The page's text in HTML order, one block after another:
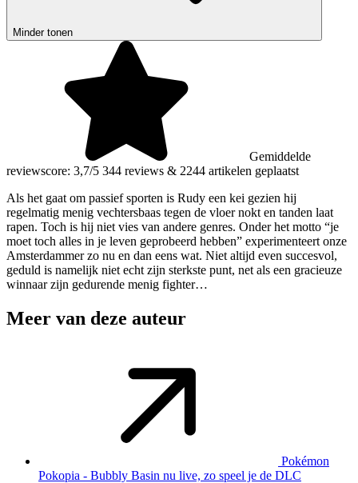
Minder tonen
Gemiddelde
reviewscore: 3,7/5 344 reviews & 2244 artikelen geplaatst
Als het gaat om passief sporten is Rudy een kei gezien hij
regelmatig menig vechtersbaas tegen de vloer nokt en tanden laat
rapen. Toch is hij niet vies van andere genres. Onder het motto “je
moet toch alles in je leven geprobeerd hebben” experimenteert onze
Amsterdammer zo nu en dan eens wat. Niet altijd even succesvol,
geduld is namelijk niet echt zijn sterkste punt, net als een gracieuze
winnaar zijn gedurende menig fighter…
Meer van deze auteur
Pokémon
Pokopia - Bubbly Basin nu live, zo speel je de DLC